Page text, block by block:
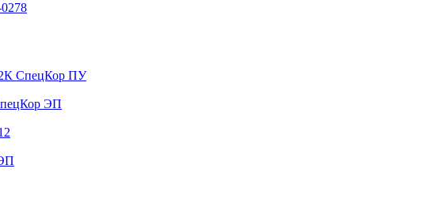
2К СпецКор ПУ
ЭП